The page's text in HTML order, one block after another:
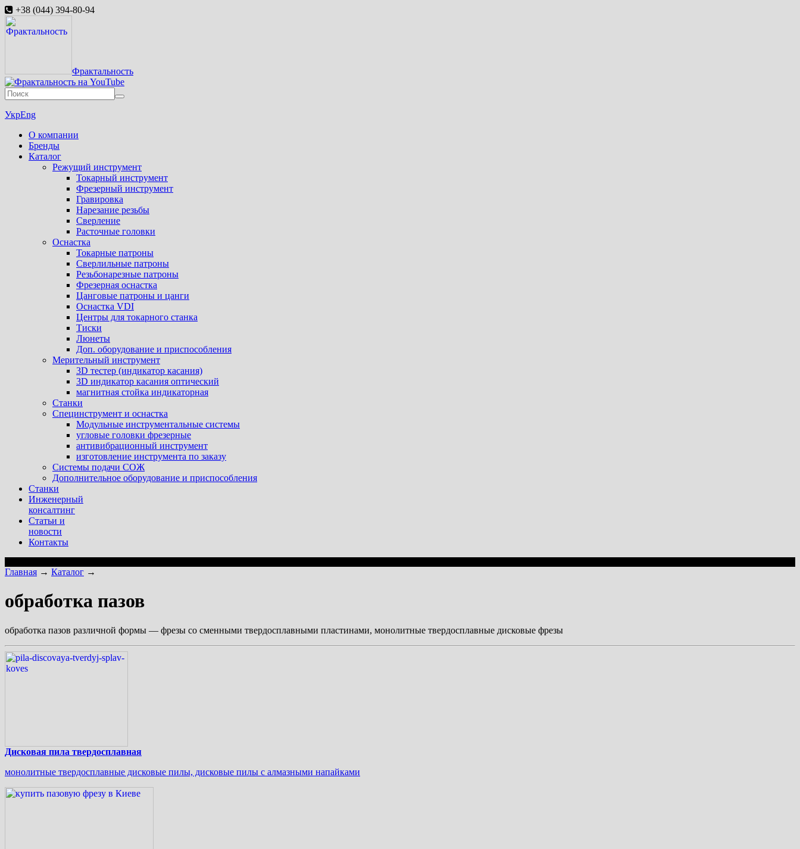
+38 (044) 394-80-94
Фрактальность
УкрEng
О компании
Бренды
Каталог
Режущий инструмент
Токарный инструмент
Фрезерный инструмент
Гравировка
Нарезание резьбы
Сверление
Расточные головки
Оснастка
Токарные патроны
Сверлильные патроны
Резьбонарезные патроны
Фрезерная оснастка
Цанговые патроны и цанги
Оснастка VDI
Центры для токарного станка
Тиски
Люнеты
Доп. оборудование и приспособления
Мерительный инструмент
3D тестер (индикатор касания)
3D индикатор касания оптический
магнитная стойка индикаторная
Станки
Специнструмент и оснастка
Модульные инструментальные системы
угловые головки фрезерные
антивибрационный инструмент
изготовление инструмента по заказу
Системы подачи СОЖ
Дополнительное оборудование и приспособления
Станки
Инженерный
консалтинг
Статьи и
новости
Контакты
Главная → Каталог →
обработка пазов
обработка пазов различной формы — фрезы со сменными твердосплавными пластинами, монолитные твердосплавные дисковые фрезы
Дисковая пила твердосплавная
монолитные твердосплавные дисковые пилы, дисковые пилы с алмазными напайками